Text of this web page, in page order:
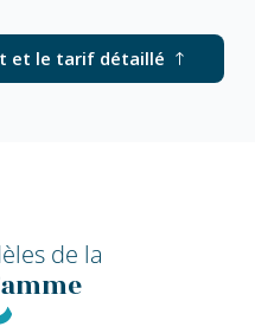
et le tarif détaillé
de la